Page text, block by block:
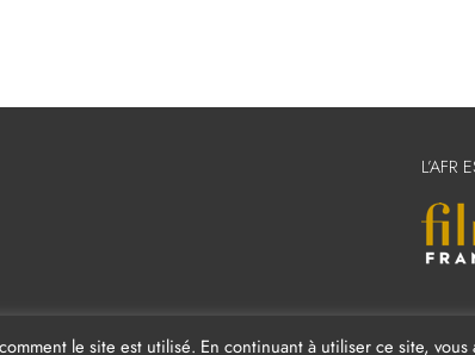
L’AFR
le site est utilisé. En continuant à utiliser ce site, vous